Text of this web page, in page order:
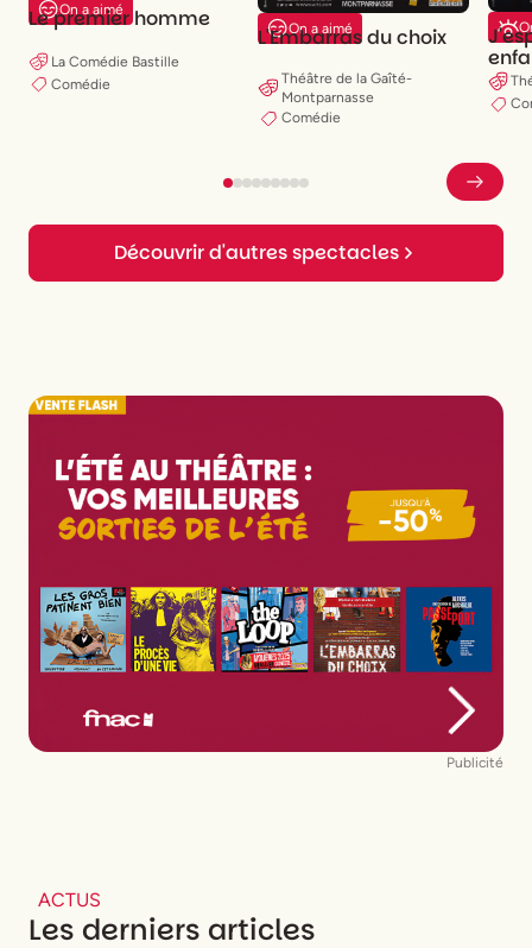
On a aimé
Le premier homme
La Comédie Bastille
Comédie
On a aimé
L'Embarras du choix
Théâtre de la Gaîté-
Montparnasse
Comédie
que
Découvrir d'autres spectacles
Publicité
ACTUS
Les derniers articles